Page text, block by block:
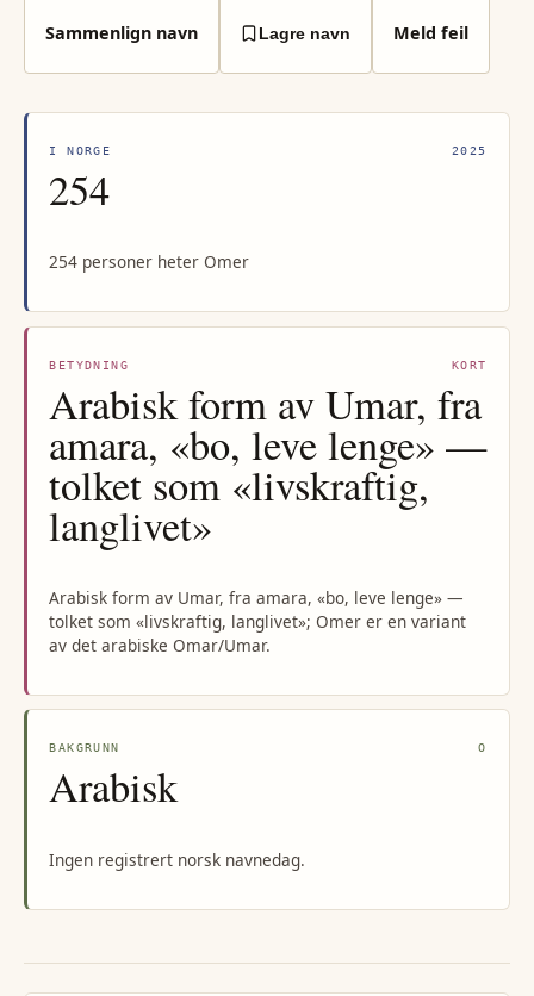
Sammenlign navn Lagre navn Meld feil
I NORGE 2025
254
254 personer heter Omer
BETYDNING KORT
Arabisk form av Umar, fra
amara, «bo, leve lenge» —
tolket som «livskraftig,
langlivet»
Arabisk form av Umar, fra amara, «bo, leve lenge» —
tolket som «livskraftig, langlivet»; Omer er en variant
av det arabiske Omar/Umar.
BAKGRUNN O
Arabisk
Ingen registrert norsk navnedag.